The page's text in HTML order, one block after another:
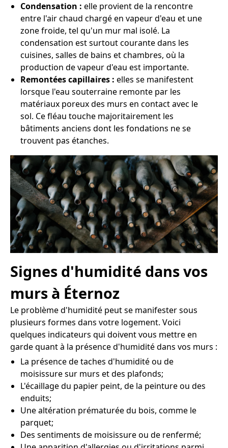
Condensation : elle provient de la rencontre
entre l'air chaud chargé en vapeur d'eau et une
zone froide, tel qu'un mur mal isolé. La
condensation est surtout courante dans les
cuisines, salles de bains et chambres, où la
production de vapeur d'eau est importante.
Remontées capillaires : elles se manifestent
lorsque l'eau souterraine remonte par les
matériaux poreux des murs en contact avec le
sol. Ce fléau touche majoritairement les
bâtiments anciens dont les fondations ne se
trouvent pas étanches.
Signes d'humidité dans vos
murs à Éternoz
Le problème d'humidité peut se manifester sous
plusieurs formes dans votre logement. Voici
quelques indicateurs qui doivent vous mettre en
garde quant à la présence d'humidité dans vos murs :
La présence de taches d'humidité ou de
moisissure sur murs et des plafonds;
L'écaillage du papier peint, de la peinture ou des
enduits;
Une altération prématurée du bois, comme le
parquet;
Des sentiments de moisissure ou de renfermé;